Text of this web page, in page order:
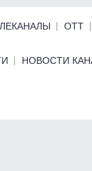
ОТТ
НОВОСТИ